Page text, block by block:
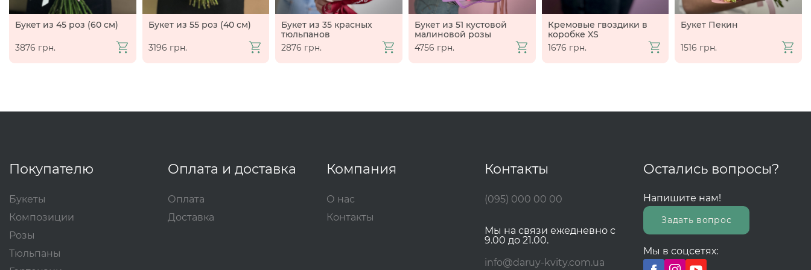
Букет из 45 роз (60 см)
3876 грн.
Букет из 55 роз (40 см)
3196 грн.
Букет из 35 красных
тюльпанов
2876 грн.
Букет из 51 кустовой
малиновой розы
4756 грн.
Кремовые гвоздики в
коробке XS
1676 грн.
Букет Пекин
1516 грн.
Покупателю
Букеты
Композиции
Розы
Тюльпаны
Оплата и доставка
Оплата
Доставка
Компания
О нас
Контакты
Контакты
(095) 000 00 00
Мы на связи ежедневно с
9.00 до 21.00.
info@daruy-kvity.com.ua
Остались вопросы?
Напишите нам!
Задать вопрос
Мы в соцсетях: